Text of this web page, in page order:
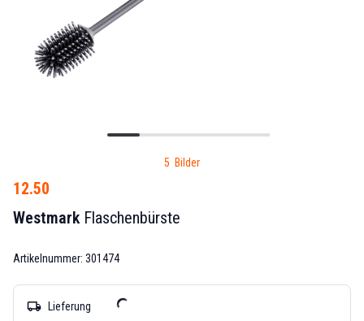
5 Bilder
12.50
WestmarkFlaschenbürste
Artikelnummer: 301474
local_shipping Lieferung